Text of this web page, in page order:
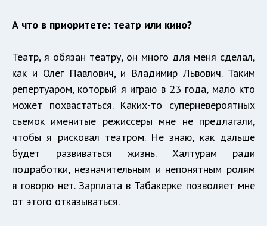
А что в приоритете: театр или кино?
Театр, я обязан театру, он много для меня сделал,
как и Олег Павлович, и Владимир Львович. Таким
репертуаром, который я играю в 23 года, мало кто
может похвастаться. Каких-то суперневероятных
съёмок именитые режиссеры мне не предлагали,
чтобы я рисковал театром. Не знаю, как дальше
будет развиваться жизнь. Халтурам ради
подработки, незначительным и непонятным ролям
я говорю нет. Зарплата в Табакерке позволяет мне
от этого отказываться.